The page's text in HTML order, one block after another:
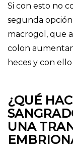
Si con esto no
segunda
macrogol, que
colon
heces y con
¿QUÉ
UNA